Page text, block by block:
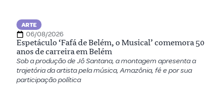
ARTE
06/08/2026
Espetáculo ‘Fafá de Belém, o Musical’ comemora 50
anos de carreira em Belém
Sob a produção de Jô Santana, a montagem apresenta a
trajetória da artista pela música, Amazônia, fé e por sua
participação política